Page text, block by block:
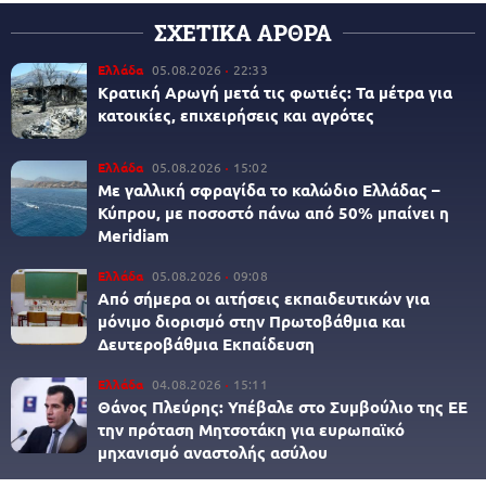
ΣΧΕΤΙΚΑ ΑΡΘΡΑ
Ελλάδα 05.08.2026 22:33
Κρατική Αρωγή μετά τις φωτιές: Τα μέτρα για
κατοικίες, επιχειρήσεις και αγρότες
Ελλάδα 05.08.2026 15:02
Με γαλλική σφραγίδα το καλώδιο Ελλάδας –
Κύπρου, με ποσοστό πάνω από 50% μπαίνει η
Meridiam
Ελλάδα 05.08.2026 09:08
Από σήμερα οι αιτήσεις εκπαιδευτικών για
μόνιμο διορισμό στην Πρωτοβάθμια και
Δευτεροβάθμια Εκπαίδευση
Ελλάδα 04.08.2026 15:11
Θάνος Πλεύρης: Υπέβαλε στο Συμβούλιο της ΕΕ
την πρόταση Μητσοτάκη για ευρωπαϊκό
μηχανισμό αναστολής ασύλου